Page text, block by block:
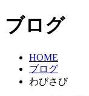
ブログ
HOME
ブログ
わびさび